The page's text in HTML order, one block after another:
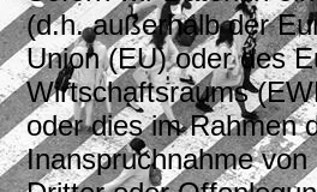
(d.h. außerhalb der
Union (EU) oder des
Wirtschaftsraums
oder dies im Rahmen
Inanspruchnahme von